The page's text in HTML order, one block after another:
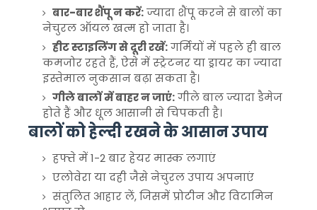
बार-बार शैंपू न करें:ज्यादा शैंपू करने से बालों का
नेचुरल ऑयल खत्म हो जाता है।
हीट स्टाइलिंग से दूरी रखें:गर्मियों में पहले ही बाल
कमजोर रहते हैं, ऐसे में स्ट्रेटनर या ड्रायर का ज्यादा
इस्तेमाल नुकसान बढ़ा सकता है।
गीले बालों में बाहर न जाएं:गीले बाल ज्यादा डैमेज
होते हैं और धूल आसानी से चिपकती है।
बालों को हेल्दी रखने के आसान उपाय
हफ्ते में 1-2 बार हेयर मास्क लगाएं
एलोवेरा या दही जैसे नेचुरल उपाय अपनाएं
संतुलित आहार लें, जिसमें प्रोटीन और विटामिन